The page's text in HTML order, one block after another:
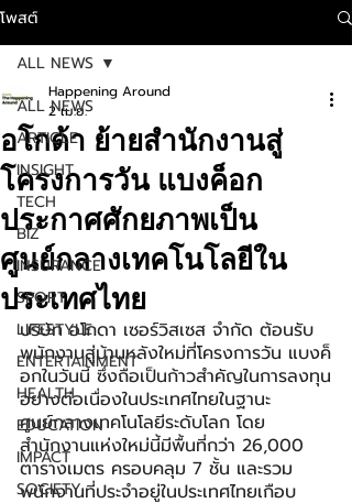
โพสต์
ALL NEWS
ARTICLE
INSIGHT
TECH
BIZ
INSURANCE
SPORT
LIFESTYLE
ENTERTAINMENT
HEALTH
EDUCATION
IMPACT
SOCIETY
ALL NEWS
อโกด้า ย้ายสำนักงานสู่
โครงการวัน แบงค็อก
ประกาศศักยภาพเป็น
ศูนย์กลางเทคโนโลยีใน
ประเทศไทย
Happening Around
2 เม.ย.
บริษัท อโกดา เซอร์วิสเซส จำกัด ต้อนรับ
พนักงานสู่บ้านหลังใหม่ที่โครงการวัน แบงค็
อกในวันนี้ ซึ่งถือเป็นก้าวสำคัญในการลงทุน
อย่างต่อเนื่องในประเทศไทยในฐานะ
ศูนย์กลางเทคโนโลยีระดับโลก โดย
สำนักงานแห่งใหม่นี้มีพื้นที่กว่า 26,000
ตารางเมตร ครอบคลุม 7 ชั้น และรวม
พนักงานที่ประจำอยู่ในประเทศไทยเกือบ